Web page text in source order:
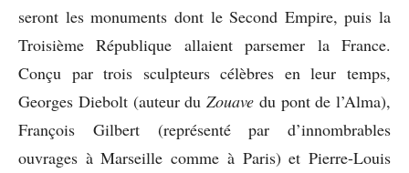
seront les monuments dont le Second Empire, puis la
Troisième République allaient parsemer la France.
Conçu par trois sculpteurs célèbres en leur temps,
Georges Diebolt (auteur du Zouave du pont de l’Alma),
François Gilbert (représenté par d’innombrables
ouvrages à Marseille comme à Paris) et Pierre-Louis